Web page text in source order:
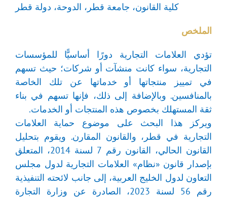
كلية القانون، جامعة قطر، الدوحة، دولة قطر
الملخص
تؤدي العلامات التجارية دورًا أساسيًّا للمؤسسات
التجارية، سواء كانت منشآت أو شركات؛ حيث تسهم
في تمييز منتجاتها أو خدماتها عن تلك الخاصة
بالمنافسين. وبالإضافة إلى ذلك، فإنها تسهم في بناء
ثقة المستهلك بخصوص هذه المنتجات أو الخدمات.
ويركز هذا البحث على موضوع حماية العلامات
التجارية في قطر، والقانون المقارن. ويقوم بتحليل
القانون الحالي، القانون رقم 7 لسنة 2014، المتعلق
بإصدار قانون «نظام» العلامات التجارية لدول مجلس
التعاون لدول الخليج العربية، إلى جانب لائحته التنفيذية
رقم 56 لسنة 2023، الصادرة عن وزارة التجارة